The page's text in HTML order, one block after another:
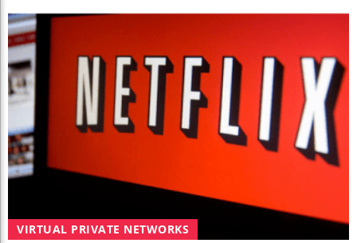
VIRTUAL PRIVATE NETWORKS